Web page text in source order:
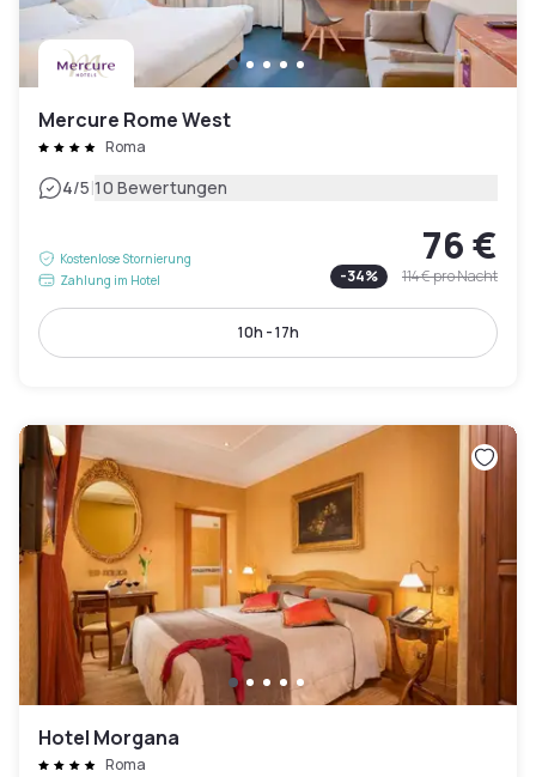
Mercure Rome West
Roma
4/5|10 Bewertungen
Kostenlose Stornierung
Zahlung im Hotel
76 €
-34% 114 €pro Nacht
10h - 17h
Hotel Morgana
Roma